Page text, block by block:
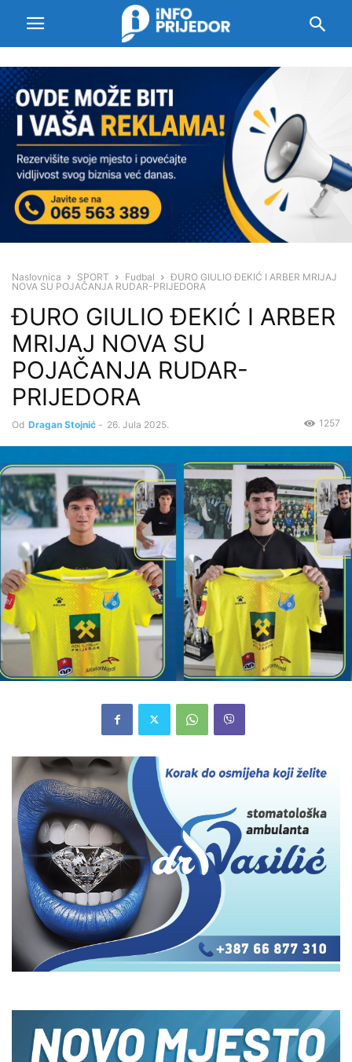
Naslovnica SPORT Fudbal
ĐURO GIULIO ĐEKIĆ I ARBER MRIJAJ
NOVA SU POJAČANJA RUDAR-PRIJEDORA
ĐURO GIULIO ĐEKIĆ I ARBER
MRIJAJ NOVA SU
POJAČANJA RUDAR-
PRIJEDORA
Od Dragan Stojnić - 26. Jula 2025. 1257